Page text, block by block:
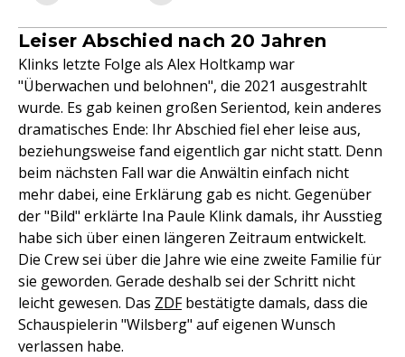
Leiser Abschied nach 20 Jahren
Klinks letzte Folge als Alex Holtkamp war
"Überwachen und belohnen", die 2021 ausgestrahlt
wurde. Es gab keinen großen Serientod, kein anderes
dramatisches Ende: Ihr Abschied fiel eher leise aus,
beziehungsweise fand eigentlich gar nicht statt. Denn
beim nächsten Fall war die Anwältin einfach nicht
mehr dabei, eine Erklärung gab es nicht. Gegenüber
der "Bild" erklärte Ina Paule Klink damals, ihr Ausstieg
habe sich über einen längeren Zeitraum entwickelt.
Die Crew sei über die Jahre wie eine zweite Familie für
sie geworden. Gerade deshalb sei der Schritt nicht
leicht gewesen. Das ZDFbestätigte damals, dass die
Schauspielerin "Wilsberg" auf eigenen Wunsch
verlassen habe.